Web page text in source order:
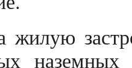
жилую
наземных